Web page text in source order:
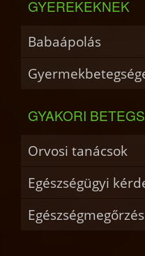
GYEREKEKNEK
Babaápolás
GYAKORI
Orvosi tanácsok
Egészségügyi
Egészségmegőrzés